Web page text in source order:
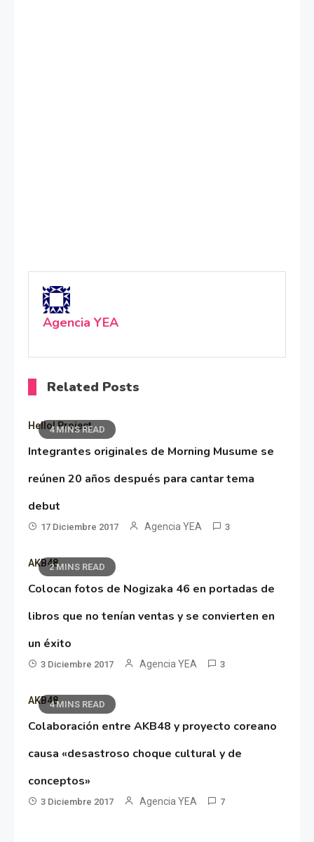
Agencia YEA
Related Posts
4 MINS READ
Hello! Project
Integrantes originales de Morning Musume se
reúnen 20 años después para cantar tema
debut
17 Diciembre 2017 Agencia YEA 3
2 MINS READ
AKB48
Colocan fotos de Nogizaka 46 en portadas de
libros que no tenían ventas y se convierten en
un éxito
3 Diciembre 2017 Agencia YEA 3
4 MINS READ
AKB48
Colaboración entre AKB48 y proyecto coreano
causa «desastroso choque cultural y de
conceptos»
3 Diciembre 2017 Agencia YEA 7